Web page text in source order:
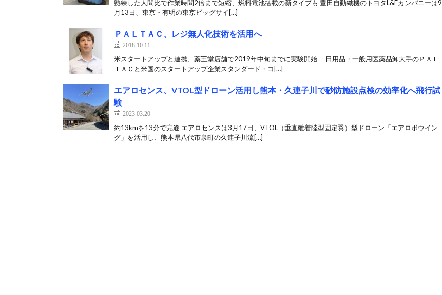
熟練した人間比で作業時間2倍まで短縮、燃料電池搭載の新タイプも 豊田自動織機のトヨタL&Fカンパニーは9
月13日、東京・有明の東京ビッグサイ[…]
ＰＡＬＴＡＣ、レジ無人化技術を活用へ
2018.10.11
米スタートアップと連携、薬王堂店舗で2019年中旬までに実験開始 日用品・一般用医薬品卸大手のＰＡＬ
ＴＡＣと米国のスタートアップ企業スタンダード・コ[…]
エアロセンス、VTOL型ドローン活用し熊本・久連子川で砂防施設点検の効率化へ飛行試
験
2023.03.20
約13kmを13分で完遂 エアロセンスは3月17日、VTOL（垂直離着陸型固定翼）型ドローン「エアロボウイン
グ」を活用し、熊本県八代市泉町の久連子川流[…]